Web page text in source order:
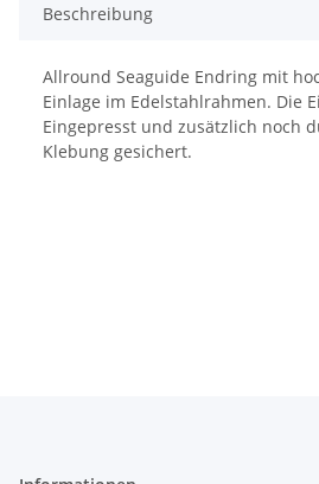
Beschreibung
Allround Seaguide Endring mit
Einlage im Edelstahlrahmen. Die
Eingepresst und zusätzlich noch
Klebung gesichert.